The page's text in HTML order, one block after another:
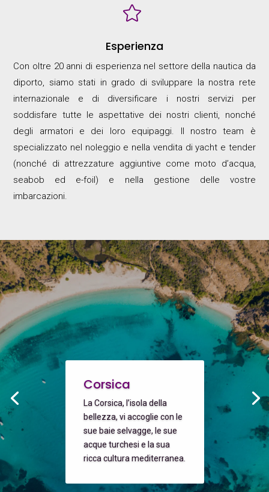

Esperienza
Con oltre 20 anni di esperienza nel settore della nautica da
diporto, siamo stati in grado di sviluppare la nostra rete
internazionale e di diversificare i nostri servizi per
soddisfare tutte le aspettative dei nostri clienti, nonché
degli armatori e dei loro equipaggi. Il nostro team è
specializzato nel noleggio e nella vendita di yacht e tender
(nonché di attrezzature aggiuntive come moto d’acqua,
seabob ed e-foil) e nella gestione delle vostre
imbarcazioni.
Corsica
La Corsica, l’isola della
bellezza, vi accoglie con le
sue baie selvagge, le sue
acque turchesi e la sua
ricca cultura mediterranea.